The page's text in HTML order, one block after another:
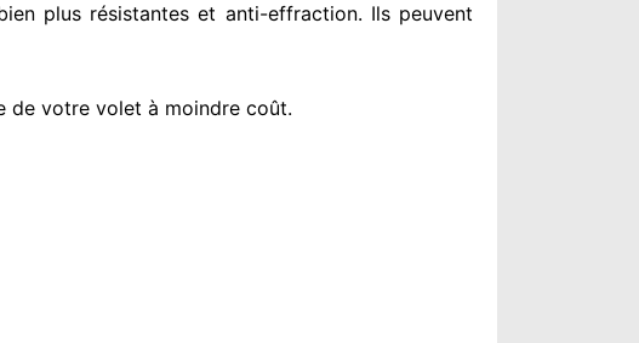
plus résistantes et anti-effraction. Ils peuvent
de votre volet à moindre coût.